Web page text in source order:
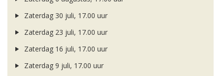
Zaterdag 30 juli, 17.00 uur
Zaterdag 23 juli, 17.00 uur
Zaterdag 16 juli, 17.00 uur
Zaterdag 9 juli, 17.00 uur